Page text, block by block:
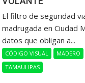
​El filtro de seguridad
madrugada en Ciudad
datos que obligan a...
CÓDIGO VISUAL
MADERO
TAMAULIPAS